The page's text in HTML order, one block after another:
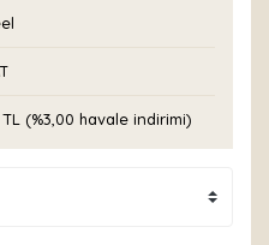
TL (%3,00 havale indirimi)